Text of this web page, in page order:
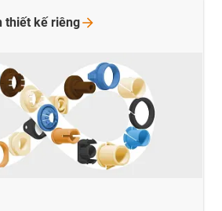
thiết kế riêng